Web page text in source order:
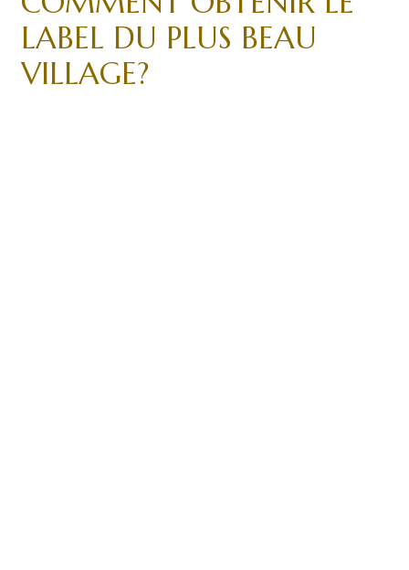
LABEL DU PLUS BEAU
VILLAGE?